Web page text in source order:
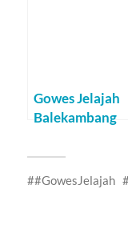
Gowes Jelajah
Balekambang
#GowesJelajah